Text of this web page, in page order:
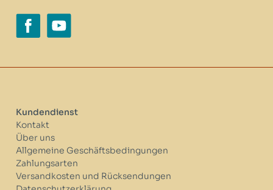
Kundendienst
Kontakt
Über uns
Allgemeine Geschäftsbedingungen
Zahlungsarten
Versandkosten und Rücksendungen